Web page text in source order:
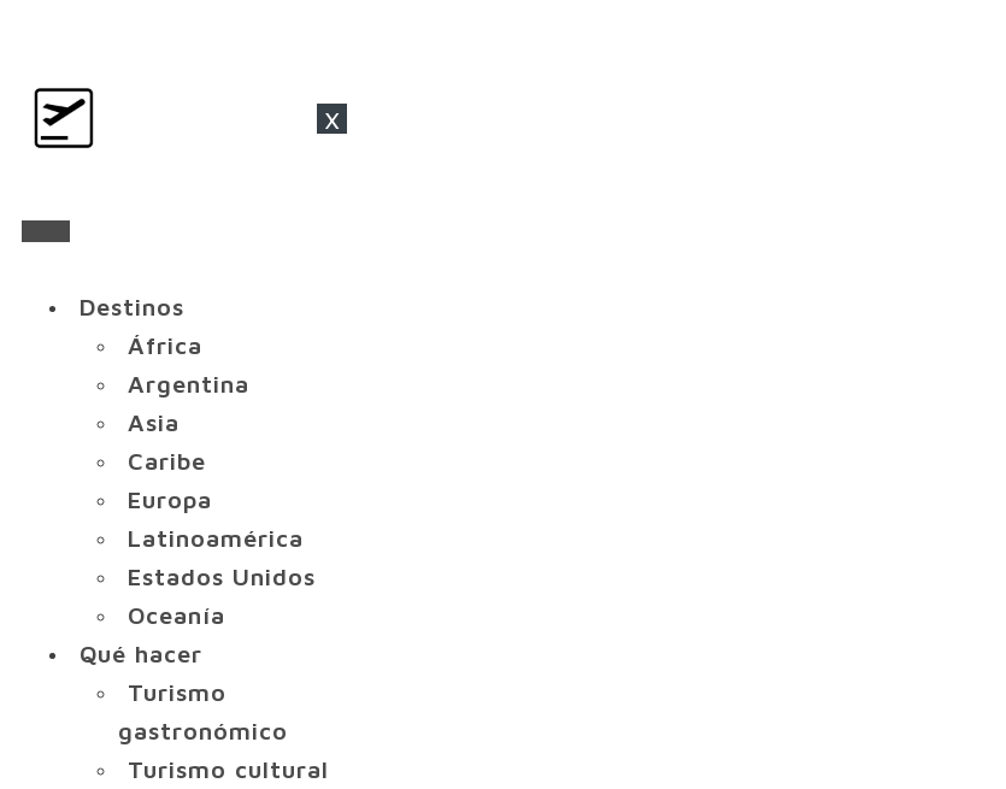
x
Destinos
África
Argentina
Asia
Caribe
Europa
Latinoamérica
Estados Unidos
Oceanía
Qué hacer
Turismo
gastronómico
Turismo cultural